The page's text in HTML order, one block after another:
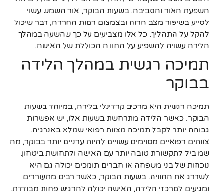
השפעת האור והסביבה. בשעות הבוקר, אור השמש עשוי
לסייע בשיפור מצב הרוח ובצמצום רמות החרדה, דבר שיכול
להקל על התהליך. כל אלו מצביעים על כך שהשעה במהלך
הלידה עשויה להשפיע על החוויה הכוללת של האישה.
תמיכה רגשית במהלך הלידה
בבוקר
תמיכה רגשית היא מרכיב קרדינלי בלידה, במיוחד בשעות
הבוקר. כאשר הלידה מתרחשת בשעות אלו, יש אפשרות
גבוהה יותר לקבל תמיכה מצוות רפואי שמלא באנרגיה.
צוותים רפואיים מסוימים עשויים להיות ערניים יותר בבוקר, מה
שמוביל לתקשורת טובה יותר עם האישה ולתחושת ביטחון.
נוכחות של בני משפחה או חברים תומכים יכולה גם היא
לשדרג את החוויה. בשעות הבוקר, כאשר רבים מתעוררים
ומגיעים למרכזי הלידה, האישה יכולה להרגיש פחות מבודדת.